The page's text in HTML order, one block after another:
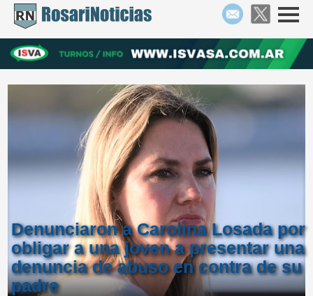
Denunciaron a Carolina Losada por
obligar a una joven a presentar una
denuncia de abuso en contra de su
padre